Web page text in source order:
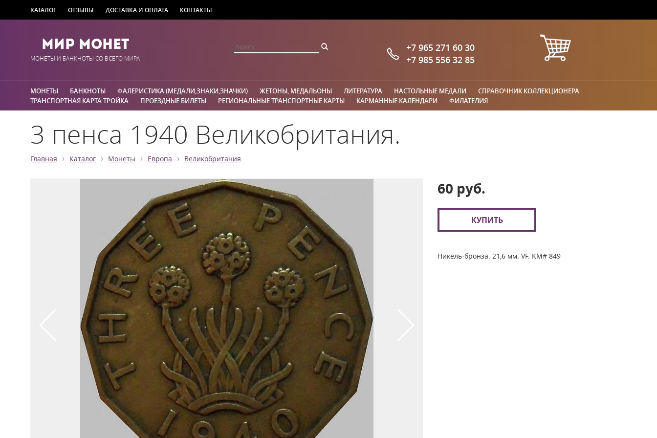
КАТАЛОГ ОТЗЫВЫ ДОСТАВКА И ОПЛАТА КОНТАКТЫ
Мир Монет
МОНЕТЫ И БАНКНОТЫ СО ВСЕГО МИРА
+7 965 271 60 30
+7 985 556 32 85
МОНЕТЫ БАНКНОТЫ ФАЛЕРИСТИКА (МЕДАЛИ,ЗНАКИ,ЗНАЧКИ) ЖЕТОНЫ, МЕДАЛЬОНЫ ЛИТЕРАТУРА НАСТОЛЬНЫЕ МЕДАЛИ
СПРАВОЧНИК КОЛЛЕКЦИОНЕРА
ТРАНСПОРТНАЯ КАРТА ТРОЙКА
ПРОЕЗДНЫЕ БИЛЕТЫ РЕГИОНАЛЬНЫЕ ТРАНСПОРТНЫЕ КАРТЫ КАРМАННЫЕ КАЛЕНДАРИ ФИЛАТЕЛИЯ
3 пенса 1940 Великобритания.
Главная › Каталог › Монеты › Европа › Великобритания
60 руб.
КУПИТЬ
Никель-бронза. 21,6 мм. VF. KM# 849